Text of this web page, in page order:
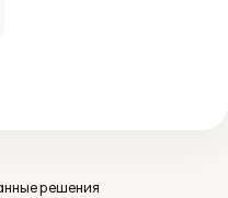
решения